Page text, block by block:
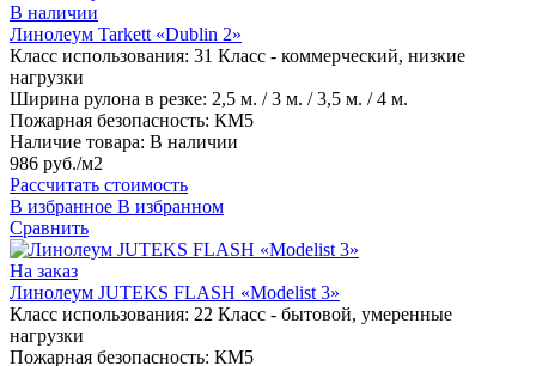
В наличии
Линолеум Tarkett «Dublin 2»
Класс использования: 31 Класс - коммерческий, низкие
нагрузки
Ширина рулона в резке: 2,5 м. / 3 м. / 3,5 м. / 4 м.
Пожарная безопасность: КМ5
Наличие товара: В наличии
986 руб./м2
Рассчитать стоимость
В избранное В избранном
Сравнить
На заказ
Линолеум JUTEKS FLASH «Modelist 3»
Класс использования: 22 Класс - бытовой, умеренные
нагрузки
Пожарная безопасность: КМ5